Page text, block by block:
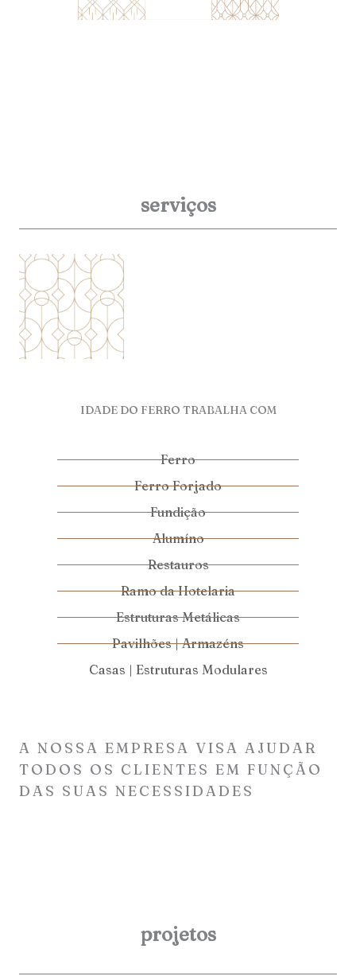
serviços
IDADE DO FERRO TRABALHA COM
Ferro
Ferro Forjado
Fundição
Alumíno
Restauros
Ramo da Hotelaria
Estruturas Metálicas
Pavilhões | Armazéns
Casas | Estruturas Modulares
A NOSSA EMPRESA VISA AJUDAR
TODOS OS CLIENTES EM FUNÇÃO
DAS SUAS NECESSIDADES
projetos